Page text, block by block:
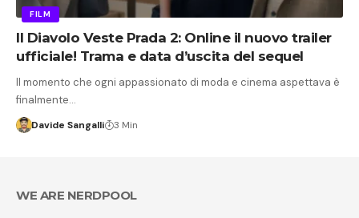
FILM
Il Diavolo Veste Prada 2: Online il nuovo trailer
ufficiale! Trama e data d’uscita del sequel
Il momento che ogni appassionato di moda e cinema aspettava è
finalmente…
Davide Sangalli 3 Min
WE ARE NERDPOOL